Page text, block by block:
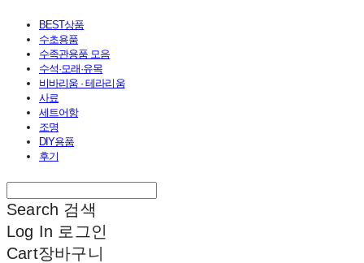
BEST상품
수초용품
수족관용품 모음
수석·모래·유목
비바리움 · 테라리움
사료
세트어항
조명
DIY용품
후기
Search 검색
Log In 로그인
Cart장바구니